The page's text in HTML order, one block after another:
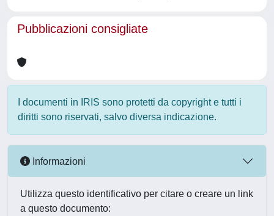
Pubblicazioni consigliate
I documenti in IRIS sono protetti da copyright e tutti i
diritti sono riservati, salvo diversa indicazione.
Informazioni
Utilizza questo identificativo per citare o creare un link
a questo documento: